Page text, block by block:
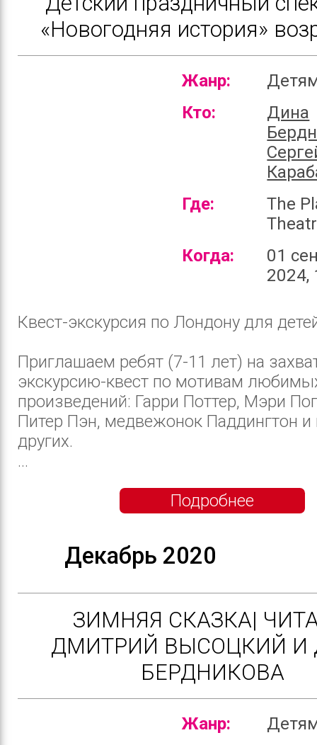
«Новогодняя история»
Жанр:
Кто:
Дина
Где:
The
Когда:
01
2024,
Квест-экскурсия по Лондону для
Приглашаем ребят (7-11 лет) на
экскурсию-квест по мотивам
произведений: Гарри Поттер, Мэри
Питер Пэн, медвежонок Паддингтон и
других.
...
Подробнее
Декабрь 2020
ЗИМНЯЯ СКАЗКА|
ДМИТРИЙ ВЫСОЦКИЙ И
БЕРДНИКОВА
Жанр: